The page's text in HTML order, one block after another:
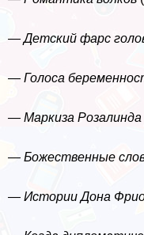
— Детский фарс
— Голоса
— Маркиза Розалинда
— Божественные
— Истории Дона